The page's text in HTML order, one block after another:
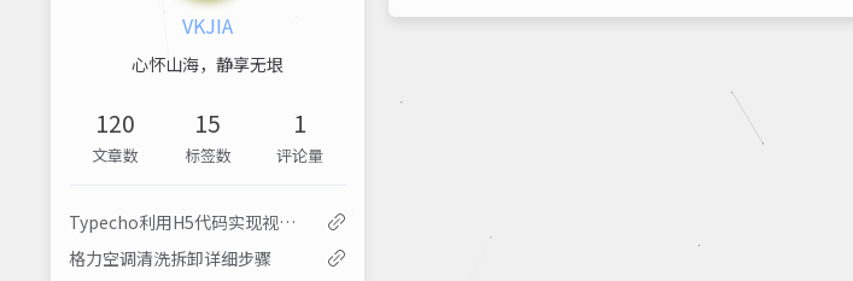
VKJIA
心怀山海，静享无垠
120
文章数
15
标签数
1
评论量
Typecho利用H5代码实现视频播放
格力空调清洗拆卸详细步骤